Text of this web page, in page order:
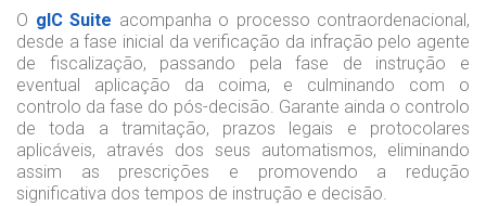
O gIC Suite acompanha o processo contraordenacional,
desde a fase inicial da verificação da infração pelo agente
de fiscalização, passando pela fase de instrução e
eventual aplicação da coima, e culminando com o
controlo da fase do pós-decisão. Garante ainda o controlo
de toda a tramitação, prazos legais e protocolares
aplicáveis, através dos seus automatismos, eliminando
assim as prescrições e promovendo a redução
significativa dos tempos de instrução e decisão.